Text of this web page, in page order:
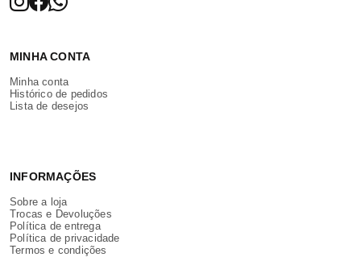
MINHA CONTA
Minha conta
Histórico de pedidos
Lista de desejos
INFORMAÇÕES
Sobre a loja
Trocas e Devoluções
Política de entrega
Política de privacidade
Termos e condições